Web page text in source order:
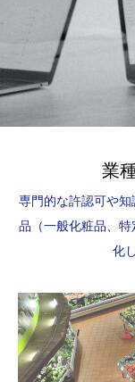
業
専門的な許認可や
品（一般化粧品、
化